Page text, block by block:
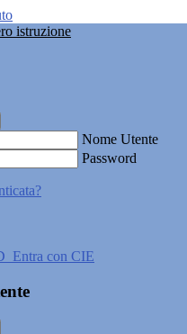
Nome Utente
Password
Entra con CIE